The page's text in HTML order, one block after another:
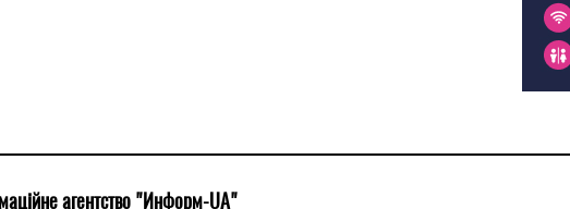
агентство "Информ-UA"